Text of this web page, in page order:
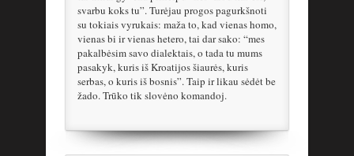
svarbu koks tu”. Turėjau progos pagurkšnoti
su tokiais vyrukais: maža to, kad vienas homo,
vienas bi ir vienas hetero, tai dar sako: “mes
pakalbėsim savo dialektais, o tada tu mums
pasakyk, kuris iš Kroatijos šiaurės, kuris
serbas, o kuris iš bosnis”. Taip ir likau sėdėt be
žado. Trūko tik slovėno komandoj.